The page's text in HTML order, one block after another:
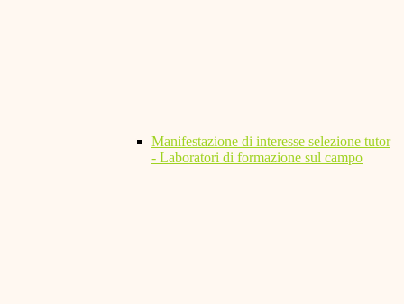
Manifestazione di interesse selezione tutor
- Laboratori di formazione sul campo